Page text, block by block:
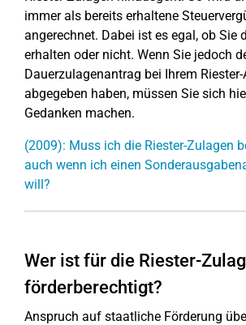
immer als bereits erhaltene
angerechnet. Dabei ist es egal, ob Sie
erhalten oder nicht. Wenn Sie jedoch
Dauerzulagenantrag bei Ihrem
abgegeben haben, müssen Sie sich
Gedanken machen.
(2009): Muss ich die Riester-Zulagen
auch wenn ich einen
will?
Wer ist für die Riester-
förderberechtigt?
Anspruch auf staatliche Förderung